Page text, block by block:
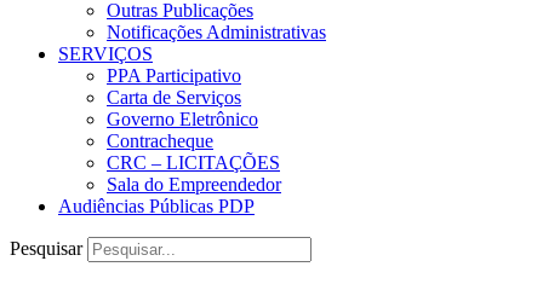
Outras Publicações
Notificações Administrativas
SERVIÇOS
PPA Participativo
Carta de Serviços
Governo Eletrônico
Contracheque
CRC – LICITAÇÕES
Sala do Empreendedor
Audiências Públicas PDP
Pesquisar